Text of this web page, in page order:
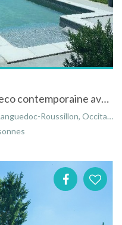
Mas renové dans les vignes deco contemporaine avec piscine au calme à Bagnols-sur-Cèze
Roussillon, Occitanie, France